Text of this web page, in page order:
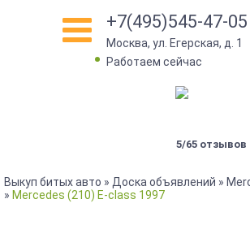
+7(495)545-47-05
Москва, ул. Егерская, д. 1
• Работаем сейчас
5/65 отзывов
Выкуп битых авто » Доска объявлений »
» Mercedes (210) E-class 1997